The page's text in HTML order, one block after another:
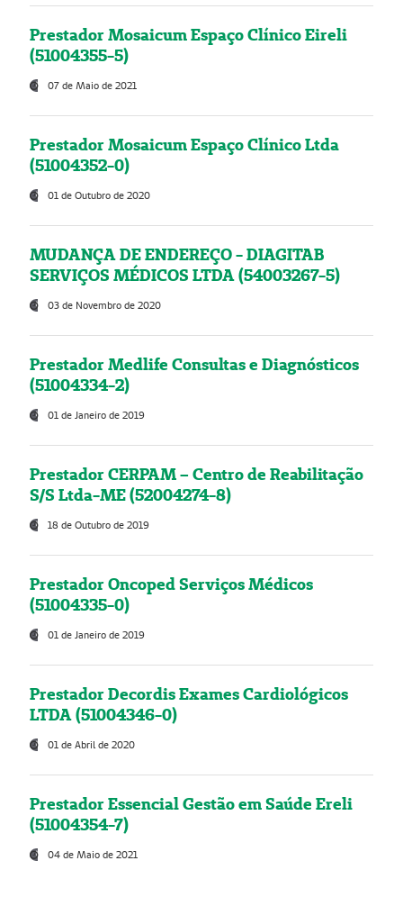
Prestador Mosaicum Espaço Clínico Eireli
(51004355-5)
07 de Maio de 2021
Prestador Mosaicum Espaço Clínico Ltda
(51004352-0)
01 de Outubro de 2020
MUDANÇA DE ENDEREÇO - DIAGITAB
SERVIÇOS MÉDICOS LTDA (54003267-5)
03 de Novembro de 2020
Prestador Medlife Consultas e Diagnósticos
(51004334-2)
01 de Janeiro de 2019
Prestador CERPAM – Centro de Reabilitação
S/S Ltda-ME (52004274-8)
18 de Outubro de 2019
Prestador Oncoped Serviços Médicos
(51004335-0)
01 de Janeiro de 2019
Prestador Decordis Exames Cardiológicos
LTDA (51004346-0)
01 de Abril de 2020
Prestador Essencial Gestão em Saúde Ereli
(51004354-7)
04 de Maio de 2021